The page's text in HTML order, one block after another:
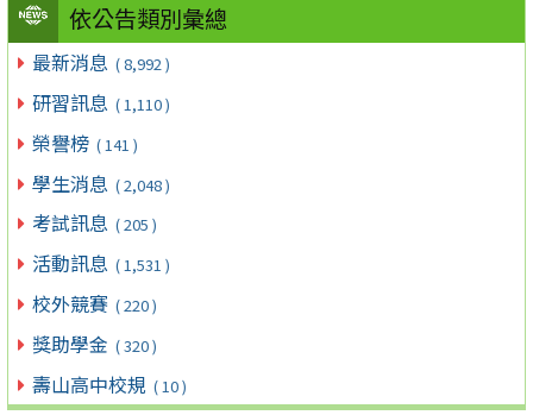
依公告類別彙總
最新消息 ( 8,992 )
研習訊息 ( 1,110 )
榮譽榜 ( 141 )
學生消息 ( 2,048 )
考試訊息 ( 205 )
活動訊息 ( 1,531 )
校外競賽 ( 220 )
獎助學金 ( 320 )
壽山高中校規 ( 10 )